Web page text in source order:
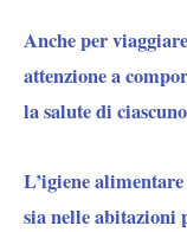
Anche per
attenzione a
la salute di
L’igiene alimentare
sia nelle abitazioni